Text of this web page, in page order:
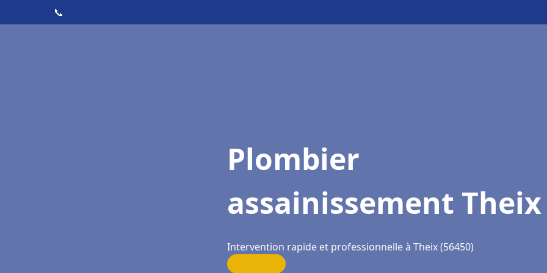
📞
Plombier
assainissement Theix
Intervention rapide et professionnelle à Theix (56450)